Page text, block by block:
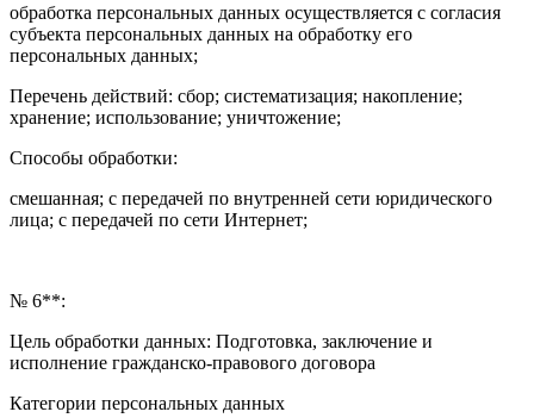
обработка персональных данных осуществляется с согласия
субъекта персональных данных на обработку его
персональных данных;
Перечень действий: сбор; систематизация; накопление;
хранение; использование; уничтожение;
Способы обработки:
смешанная; с передачей по внутренней сети юридического
лица; с передачей по сети Интернет;
№ 6**:
Цель обработки данных: Подготовка, заключение и
исполнение гражданско-правового договора
Категории персональных данных